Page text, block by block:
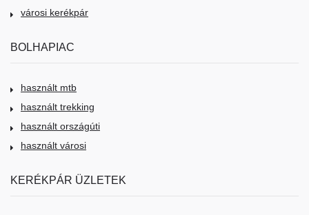
városi kerékpár
BOLHAPIAC
használt mtb
használt trekking
használt országúti
használt városi
KERÉKPÁR ÜZLETEK